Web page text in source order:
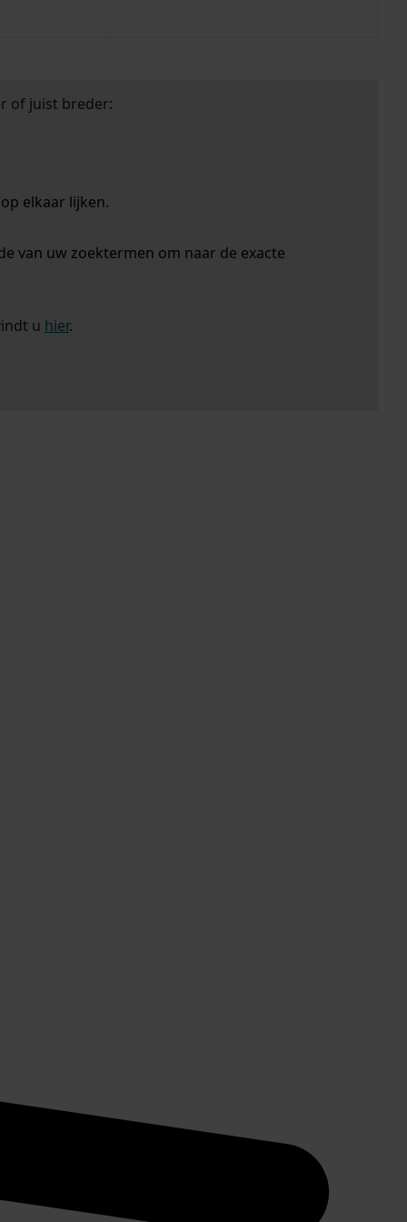
of juist breder:
elkaar lijken.
van uw zoektermen om naar de exacte
u hier.